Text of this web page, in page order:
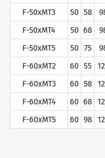
F-50xMT3 50 58
F-50xMT4
50 68
F-50xMT5
50 75
F-60xMT2
60 55
F-60xMT3
60 58
F-60xMT4
60 68
F-60xMT5
60 98